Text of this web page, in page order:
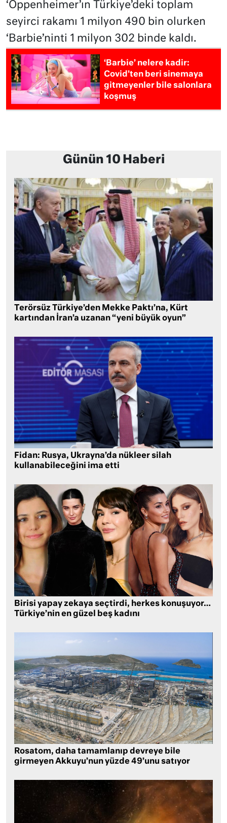
‘Oppenheimer’ın Türkiye’deki toplam
seyirci rakamı 1 milyon 490 bin olurken
‘Barbie’ninti 1 milyon 302 binde kaldı.
‘Barbie’ nelere kadir:
Covid’ten beri sinemaya
gitmeyenler bile salonlara
koşmuş
Günün 10 Haberi
Terörsüz Türkiye’den Mekke Paktı’na, Kürt
kartından İran’a uzanan “yeni büyük oyun”
Fidan: Rusya, Ukrayna’da nükleer silah
kullanabileceğini ima etti
Birisi yapay zekaya seçtirdi, herkes konuşuyor…
Türkiye’nin en güzel beş kadını
Rosatom, daha tamamlanıp devreye bile
girmeyen Akkuyu’nun yüzde 49’unu satıyor